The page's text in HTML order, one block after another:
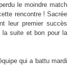
le moindre match
rencontre ! Sacrée
leur premier succès
la suite et bon pour la
qui a battu mardi